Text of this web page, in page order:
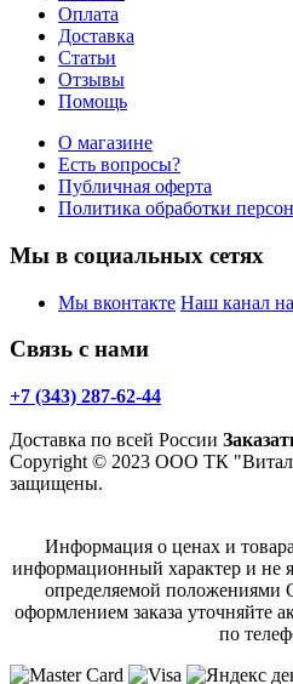
Оплата
Доставка
Статьи
Отзывы
Помощь
О магазине
Есть вопросы?
Публичная оферта
Политика обработки
Мы в социальных сетях
Мы вконтакте Наш канал
Связь с нами
+7 (343) 287-62-44
Доставка по всей России
Copyright © 2023 ООО ТК "Витал
защищены.
Информация о ценах и
информационный характер и не
определяемой положениями
оформлением заказа уточняйте
по